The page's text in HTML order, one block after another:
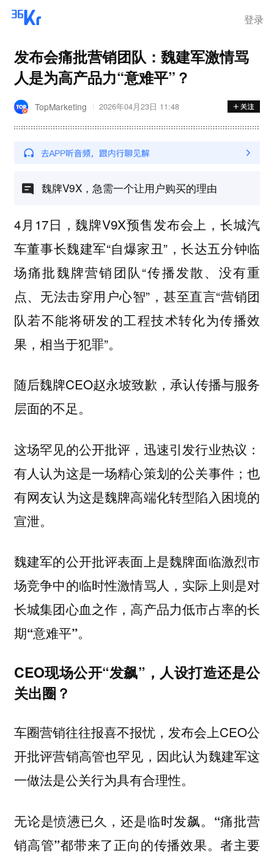
登录
发布会痛批营销团队：魏建军激情骂
人是为高产品力“意难平”？
TopMarketing 2026年04月23日 11:48
魏牌V9X，急需一个让用户购买的理由
4月17日，魏牌V9X预售发布会上，长城汽
车董事长魏建军“自爆家丑”，长达五分钟临
场痛批魏牌营销团队“传播发散、没有重
点、无法击穿用户心智”，甚至直言“营销团
队若不能将研发的工程技术转化为传播效
果，相当于犯罪”。
随后魏牌CEO赵永坡致歉，承认传播与服务
层面的不足。
这场罕见的公开批评，迅速引发行业热议：
有人认为这是一场精心策划的公关事件；也
有网友认为这是魏牌高端化转型陷入困境的
宣泄。
魏建军的公开批评表面上是魏牌面临激烈市
场竞争中的临时性激情骂人， 实际上则是对
长城集团心血之作，高产品力低市占率的长
期“意难平”。
CEO现场公开“发飙”，人设打造还是公
关出圈？
车圈营销往往报喜不报忧，发布会上CEO公
开批评营销高管也罕见，因此认为魏建军这
一做法是公关行为具有合理性。
无论是愤懑已久，还是临时发飙。“痛批营
销高管”都带来了正向的传播效果。者主要